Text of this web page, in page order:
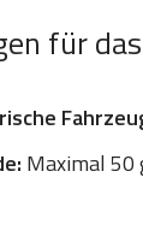
für
Maximal 50